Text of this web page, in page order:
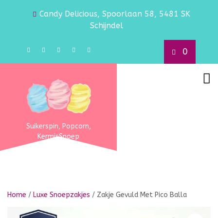
Candy Delicious, Spoorlaan 58, 5481 SK
Schijndel
0
Suikerspin, Popcorn,
KermisSnoep
Home / Luxe Snoepzakjes / Zakje Gevuld Met Pico Balla